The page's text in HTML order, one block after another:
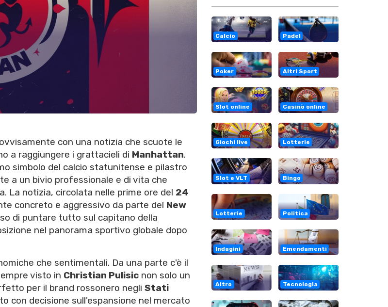
con una notizia che scuote le
a raggiungere i grattacieli di Manhattan.
simbolo del calcio statunitense e pilastro
a un bivio professionale e di vita che
La notizia, circolata nelle prime ore del 24
concreto e aggressivo da parte del New
di puntare tutto sul capitano della
nel panorama sportivo globale dopo
che sentimentali. Da una parte c'è il
visto in Christian Pulisic non solo un
per il brand rossonero negli Stati
con decisione sull'espansione nel mercato
Calcio Padel
Poker Altri Sport
Slot online Casinò online
Giochi live Lotterie
Slot e VLT Bingo
Lotterie Politica
Indagini Emendamenti
Altro Tecnologia